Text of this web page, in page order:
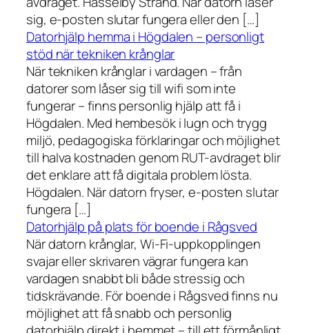
sig, e-posten slutar fungera eller den […]
Datorhjälp hemma i Högdalen – personligt
stöd när tekniken krånglar
När tekniken krånglar i vardagen – från
datorer som låser sig till wifi som inte
fungerar – finns personlig hjälp att få i
Högdalen. Med hembesök i lugn och trygg
miljö, pedagogiska förklaringar och möjlighet
till halva kostnaden genom RUT-avdraget blir
det enklare att få digitala problem lösta.
Högdalen. När datorn fryser, e-posten slutar
fungera […]
Datorhjälp på plats för boende i Rågsved
När datorn krånglar, Wi-Fi-uppkopplingen
svajar eller skrivaren vägrar fungera kan
vardagen snabbt bli både stressig och
tidskrävande. För boende i Rågsved finns nu
möjlighet att få snabb och personlig